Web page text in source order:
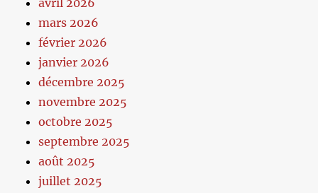
avril 2026
mars 2026
février 2026
janvier 2026
décembre 2025
novembre 2025
octobre 2025
septembre 2025
août 2025
juillet 2025